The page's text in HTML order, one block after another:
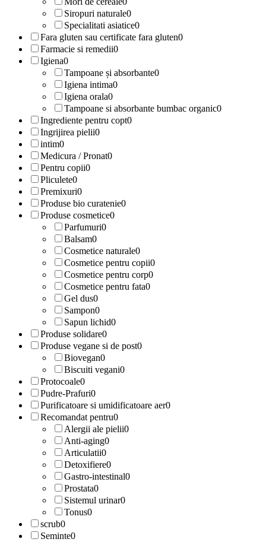
Siropuri naturale0
Specialitati asiatice0
Fara gluten sau certificate fara gluten0
Farmacie si remedii0
Igiena0
Tampoane și absorbante0
Igiena intima0
Igiena orala0
Tampoane si absorbante bumbac organic0
Ingrediente pentru copt0
Ingrijirea pielii0
intim0
Medicura / Pronat0
Pentru copii0
Pliculete0
Premixuri0
Produse bio curatenie0
Produse cosmetice0
Parfumuri0
Balsam0
Cosmetice naturale0
Cosmetice pentru copii0
Cosmetice pentru corp0
Cosmetice pentru fata0
Gel dus0
Sampon0
Sapun lichid0
Produse solidare0
Produse vegane si de post0
Biovegan0
Biscuiti vegani0
Protocoale0
Pudre-Prafuri0
Purificatoare si umidificatoare aer0
Recomandat pentru0
Alergii ale pielii0
Anti-aging0
Articulatii0
Detoxifiere0
Gastro-intestinal0
Prostata0
Sistemul urinar0
Tonus0
scrub0
Seminte0